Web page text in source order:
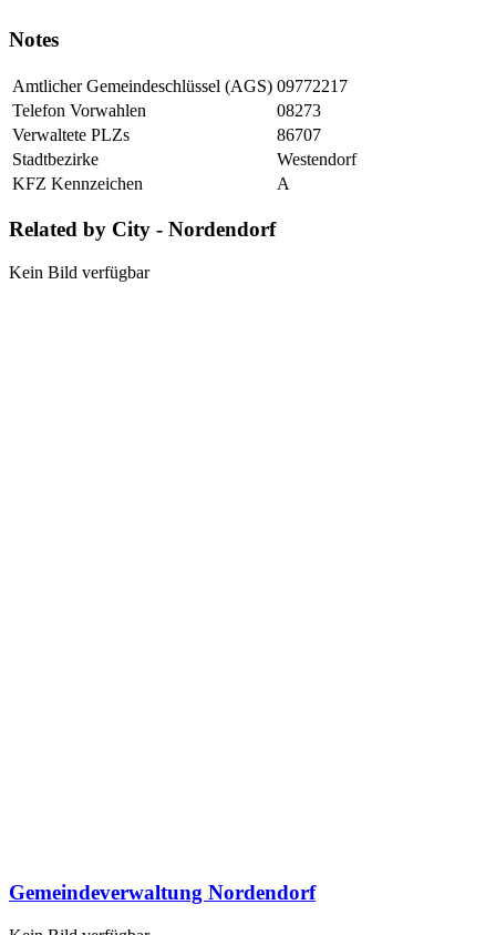
Notes
Amtlicher Gemeindeschlüssel (AGS) 09772217
Telefon Vorwahlen
08273
Verwaltete PLZs
86707
Stadtbezirke
Westendorf
KFZ Kennzeichen
A
Related by City - Nordendorf
Kein Bild verfügbar
Gemeindeverwaltung Nordendorf